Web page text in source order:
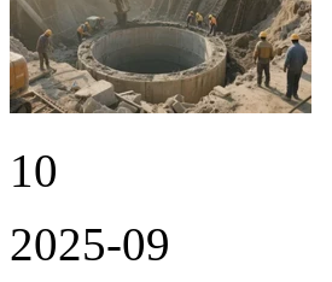
10
2025-09